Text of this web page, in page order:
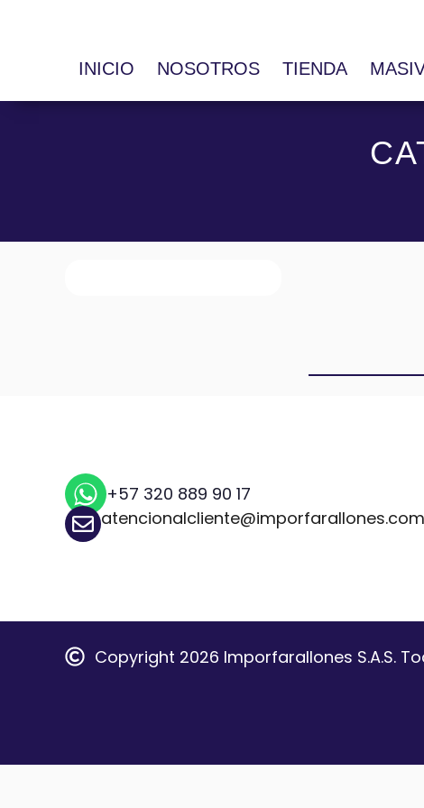
INICIO NOSOTROS TIENDA
+57 320 889 90 17
atencionalcliente@imporfarallones.com
Copyright 2026 Imporfarallones S.A.S.